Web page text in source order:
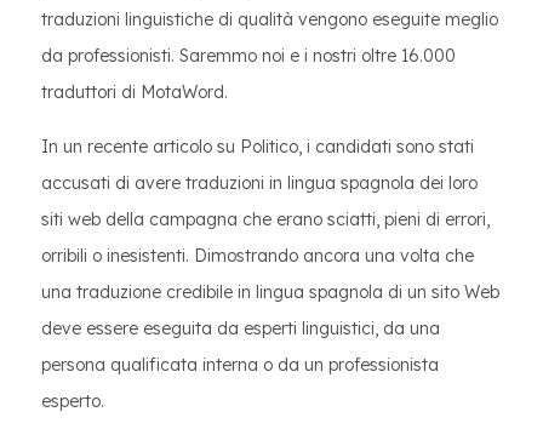
traduzioni linguistiche di qualità vengono eseguite meglio
da professionisti. Saremmo noi e i nostri oltre 16.000
traduttori di MotaWord.
In un recente articolo su Politico, i candidati sono stati
accusati di avere traduzioni in lingua spagnola dei loro
siti web della campagna che erano sciatti, pieni di errori,
orribili o inesistenti. Dimostrando ancora una volta che
una traduzione credibile in lingua spagnola di un sito Web
deve essere eseguita da esperti linguistici, da una
persona qualificata interna o da un professionista
esperto.